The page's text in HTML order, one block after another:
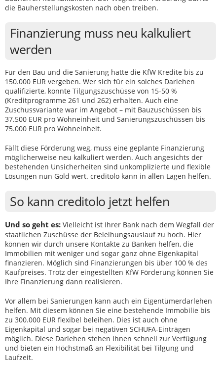
die Bauherstellungskosten nach oben treiben.
Finanzierung muss neu kalkuliert
werden
Für den Bau und die Sanierung hatte die KfW Kredite bis zu
150.000 EUR vergeben. Wer sich für ein solches Darlehen
qualifizierte, konnte Tilgungszuschüsse von 15-50 %
(Kreditprogramme 261 und 262) erhalten. Auch eine
Zuschussvariante war im Angebot – mit Bauzuschüssen bis
37.500 EUR pro Wohneinheit und Sanierungszuschüssen bis
75.000 EUR pro Wohneinheit.
Fällt diese Förderung weg, muss eine geplante Finanzierung
möglicherweise neu kalkuliert werden. Auch angesichts der
bestehenden Unsicherheiten sind unkomplizierte und flexible
Lösungen nun Gold wert. creditolo kann in allen Lagen helfen.
So kann creditolo jetzt helfen
Und so geht es: Vielleicht ist Ihrer Bank nach dem Wegfall der
staatlichen Zuschüsse der Beleihungsauslauf zu hoch. Hier
können wir durch unsere Kontakte zu Banken helfen, die
Immobilien mit weniger und sogar ganz ohne Eigenkapital
finanzieren. Möglich sind Finanzierungen bis über 100 % des
Kaufpreises. Trotz der eingestellten KfW Förderung können Sie
Ihre Finanzierung dann realisieren.
Vor allem bei Sanierungen kann auch ein Eigentümerdarlehen
helfen. Mit diesem können Sie eine bestehende Immobilie bis
zu 300.000 EUR flexibel beleihen. Dies ist auch ohne
Eigenkapital und sogar bei negativen SCHUFA-Einträgen
möglich. Diese Darlehen stehen Ihnen schnell zur Verfügung
und bieten ein Höchstmaß an Flexibilität bei Tilgung und
Laufzeit.